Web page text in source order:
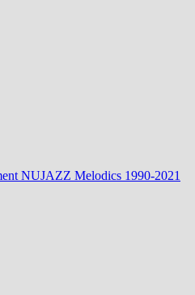
NUJAZZ Melodics 1990-2021